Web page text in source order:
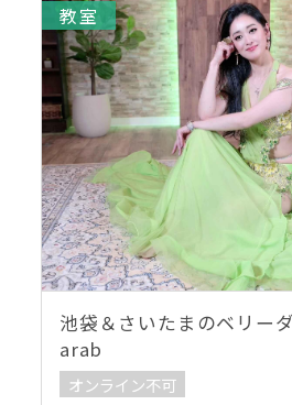
教室
池袋＆さいたまのベリー
arab
オンライン不可